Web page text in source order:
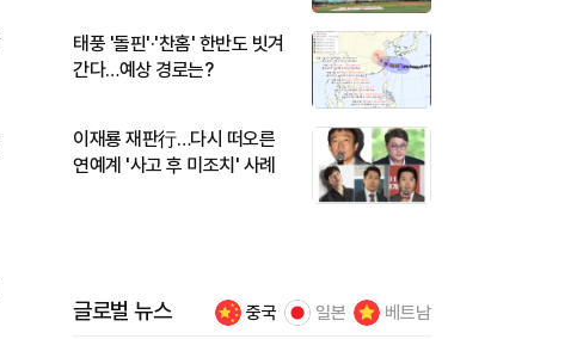
태풍 '돌핀'·'찬홈' 한반도 빗겨
간다…예상 경로는?
이재룡 재판行…다시 떠오른
연예계 '사고 후 미조치' 사례
글로벌 뉴스 중국 일본 베트남